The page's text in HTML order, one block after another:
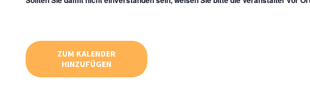
ZUM KALENDER
HINZUFÜGEN